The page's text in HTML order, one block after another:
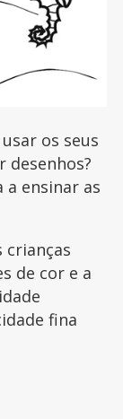
os seus
desenhos?
a ensinar as
crianças
de cor e a
fina